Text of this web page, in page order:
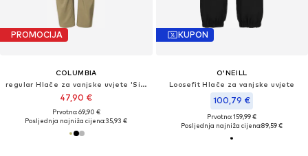
PROMOCIJA
COLUMBIA
regular Hlače za vanjske uvjete 'Silver Ridge™'
47,90 €
Prvotno: 69,90 €
Posljednja najniža cijena:35,93 €
KUPON
O'NEILL
Loosefit Hlače za vanjske uvjete
100,79 €
Prvotno: 159,99 €
Posljednja najniža cijena:89,59 €